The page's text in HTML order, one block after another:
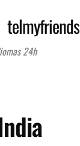
telmyfriends
24h